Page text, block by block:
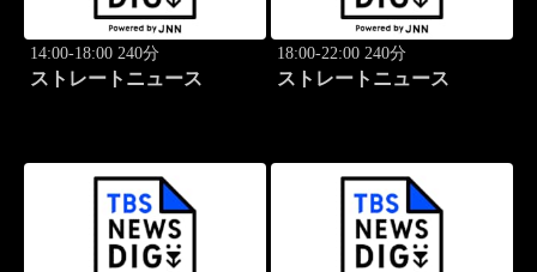
14:00-18:00 240分
ストレートニュース
18:00-22:00 240分
ストレートニュース